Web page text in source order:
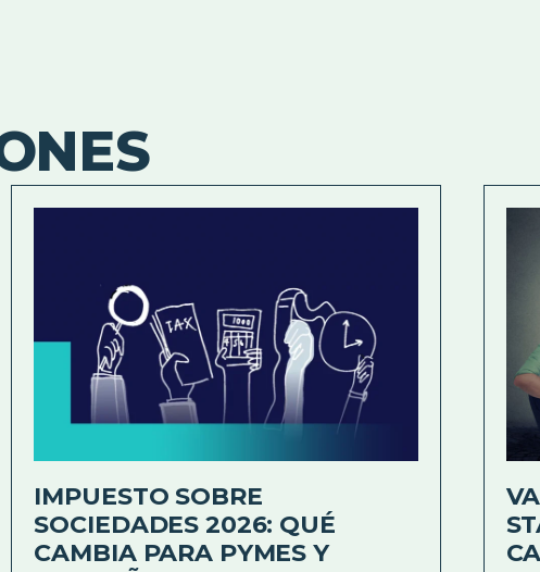
IMPUESTO SOBRE
SOCIEDADES 2026: QUÉ
CAMBIA PARA PYMES Y